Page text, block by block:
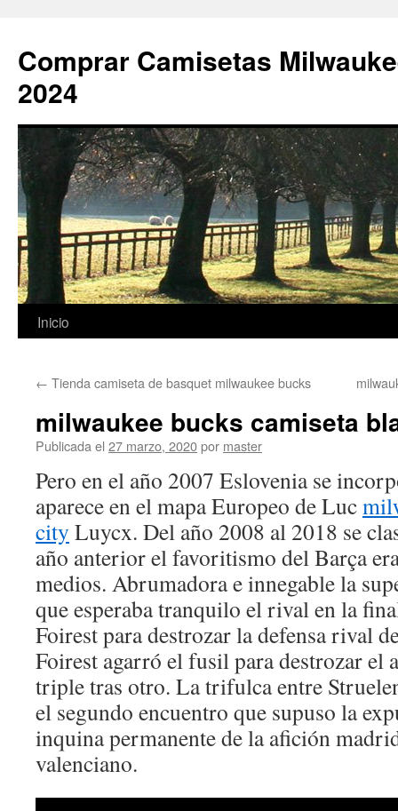
Comprar Camisetas
2024
Saltar
contenido
Inicio
← Tienda camiseta de basquet milwaukee bucks
milwaukee bucks camiseta
Publicada el 27 marzo, 2020por master
Pero en el año 2007 Eslovenia se
aparece en el mapa Europeo de Luc
city Luycx. Del año 2008 al 2018 se
año anterior el favoritismo del Barça
medios. Abrumadora e innegable la
que esperaba tranquilo el rival en la
Foirest para destrozar la defensa rival
Foirest agarró el fusil para destrozar el
triple tras otro. La trifulca entre
el segundo encuentro que supuso la
inquina permanente de la afición
valenciano.